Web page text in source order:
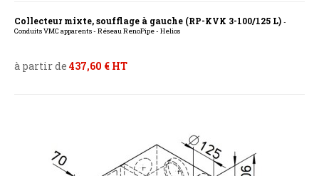
Collecteur mixte, soufflage à gauche (RP-KVK 3-100/125 L) -
Conduits VMC apparents - Réseau RenoPipe - Helios
à partir de 437,60 € HT